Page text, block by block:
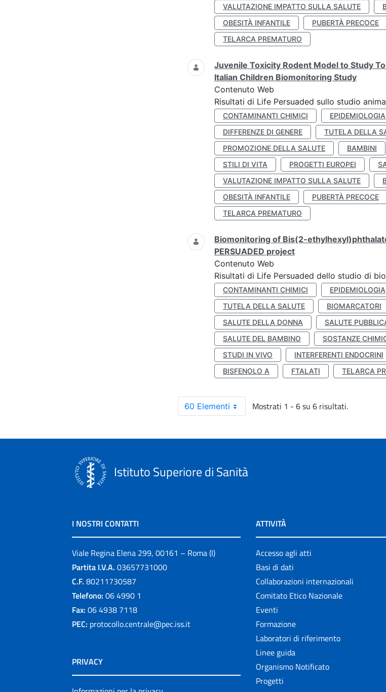
VALUTAZIONE IMPATTO SULLA SALUTE
OBESITÀ INFANTILE
PUBERTÀ PRECOCE
TELARCA PREMATURO
Juvenile Toxicity Rodent Model to Study
Italian Children Biomonitoring Study
Contenuto Web
Risultati di Life Persuaded sullo studio
CONTAMINANTI CHIMICI EPIDEMIOLOGIA
DIFFERENZE DI GENERE
TUTELA DELLA
PROMOZIONE DELLA SALUTE
BAMBINI
STILI DI VITA
PROGETTI EUROPEI
VALUTAZIONE IMPATTO SULLA SALUTE
OBESITÀ INFANTILE
PUBERTÀ PRECOCE
TELARCA PREMATURO
Biomonitoring of Bis(2-
PERSUADED project
Contenuto Web
Risultati di Life Persuaded dello studio di
CONTAMINANTI CHIMICI EPIDEMIOLOGIA
TUTELA DELLA SALUTE
BIOMARCATORI
SALUTE DELLA DONNA
SALUTE
SALUTE DEL BAMBINO
SOSTANZE
STUDI IN VIVO
INTERFERENTI ENDOCRINI
BISFENOLO A
FTALATI TELARCA
60 Elementi Mostrati 1 - 6 su 6 risultati.
Istituto Superiore di Sanità
I NOSTRI CONTATTI
Viale Regina Elena 299, 00161 – Roma (I)
Partita I.V.A. 03657731000
C.F. 80211730587
Telefono: 06 4990 1
Fax: 06 4938 7118
PEC: protocollo.centrale@pec.iss.it
PRIVACY
ATTIVITÀ
Accesso agli atti
Basi di dati
Collaborazioni internazionali
Comitato Etico Nazionale
Eventi
Formazione
Laboratori di riferimento
Linee guida
Organismo Notificato
Progetti